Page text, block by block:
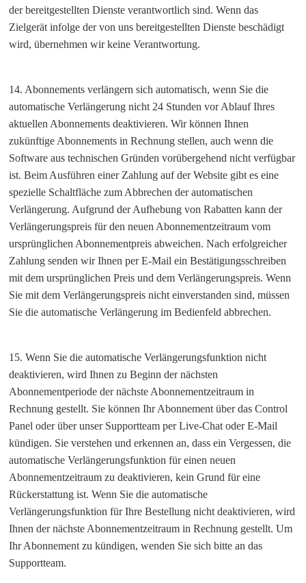
der bereitgestellten Dienste verantwortlich sind. Wenn das
Zielgerät infolge der von uns bereitgestellten Dienste beschädigt
wird, übernehmen wir keine Verantwortung.
14. Abonnements verlängern sich automatisch, wenn Sie die
automatische Verlängerung nicht 24 Stunden vor Ablauf Ihres
aktuellen Abonnements deaktivieren. Wir können Ihnen
zukünftige Abonnements in Rechnung stellen, auch wenn die
Software aus technischen Gründen vorübergehend nicht verfügbar
ist. Beim Ausführen einer Zahlung auf der Website gibt es eine
spezielle Schaltfläche zum Abbrechen der automatischen
Verlängerung. Aufgrund der Aufhebung von Rabatten kann der
Verlängerungspreis für den neuen Abonnementzeitraum vom
ursprünglichen Abonnementpreis abweichen. Nach erfolgreicher
Zahlung senden wir Ihnen per E-Mail ein Bestätigungsschreiben
mit dem ursprünglichen Preis und dem Verlängerungspreis. Wenn
Sie mit dem Verlängerungspreis nicht einverstanden sind, müssen
Sie die automatische Verlängerung im Bedienfeld abbrechen.
15. Wenn Sie die automatische Verlängerungsfunktion nicht
deaktivieren, wird Ihnen zu Beginn der nächsten
Abonnementperiode der nächste Abonnementzeitraum in
Rechnung gestellt. Sie können Ihr Abonnement über das Control
Panel oder über unser Supportteam per Live-Chat oder E-Mail
kündigen. Sie verstehen und erkennen an, dass ein Vergessen, die
automatische Verlängerungsfunktion für einen neuen
Abonnementzeitraum zu deaktivieren, kein Grund für eine
Rückerstattung ist. Wenn Sie die automatische
Verlängerungsfunktion für Ihre Bestellung nicht deaktivieren, wird
Ihnen der nächste Abonnementzeitraum in Rechnung gestellt. Um
Ihr Abonnement zu kündigen, wenden Sie sich bitte an das
Supportteam.